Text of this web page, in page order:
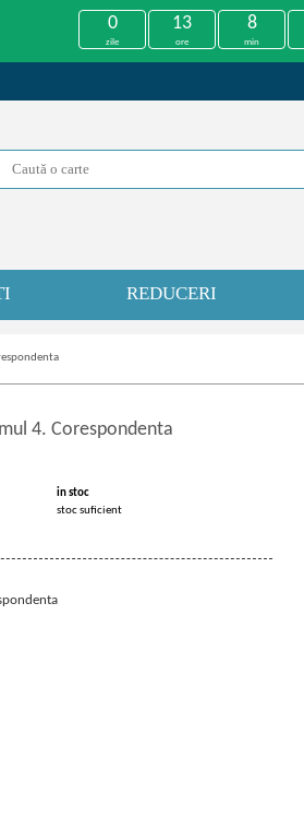
0
zile
13
ore
8
min
REDUCERI
4. Corespondenta
in stoc
stoc suficient